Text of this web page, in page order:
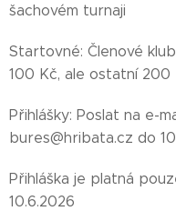
šachovém turnaji
Startovné: Členové
100 Kč, ale ostatní 200
Přihlášky: Poslat na e-
bures@hribata.cz do
Přihláška je platná
10.6.2026